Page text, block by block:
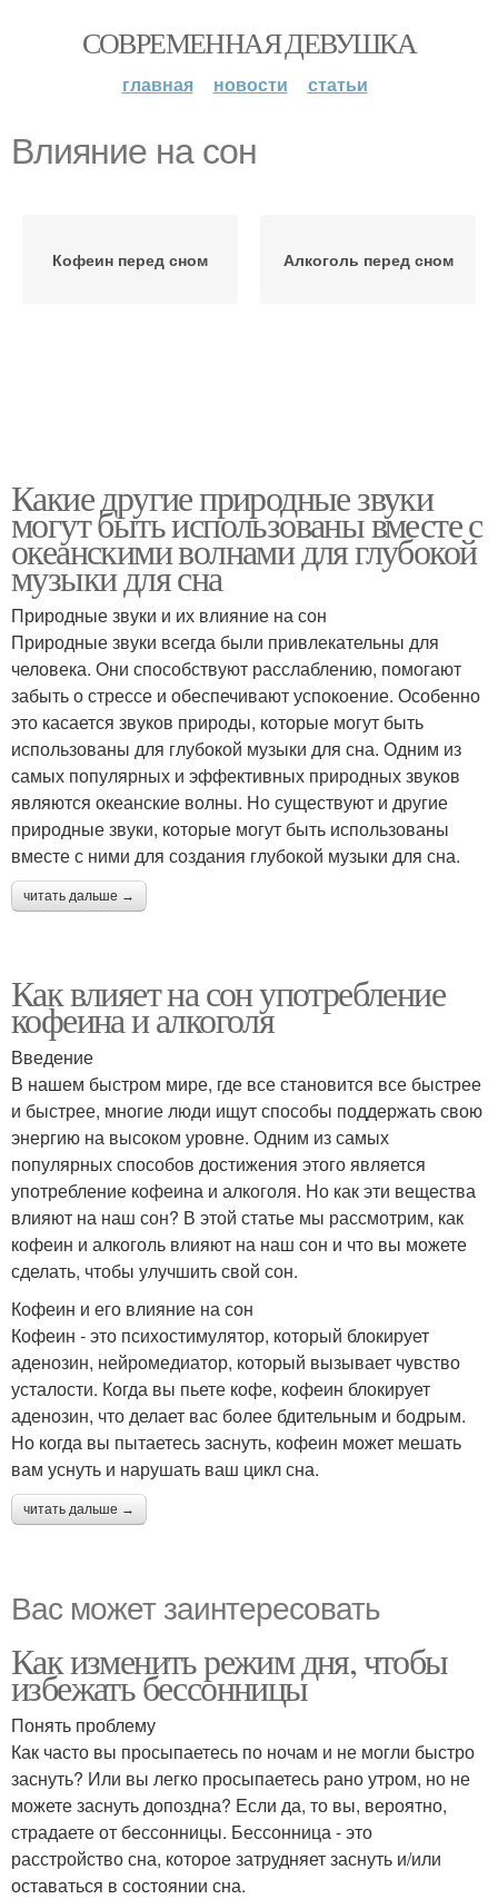
СОВРЕМЕННАЯ ДЕВУШКА
главная новости статьи
Влияние на сон
Кофеин перед сном Алкоголь перед сном
Какие другие природные звуки
могут быть использованы вместе с
океанскими волнами для глубокой
музыки для сна
Природные звуки и их влияние на сон
Природные звуки всегда были привлекательны для
человека. Они способствуют расслаблению, помогают
забыть о стрессе и обеспечивают успокоение. Особенно
это касается звуков природы, которые могут быть
использованы для глубокой музыки для сна. Одним из
самых популярных и эффективных природных звуков
являются океанские волны. Но существуют и другие
природные звуки, которые могут быть использованы
вместе с ними для создания глубокой музыки для сна.
читать дальше →
Как влияет на сон употребление
кофеина и алкоголя
Введение
В нашем быстром мире, где все становится все быстрее
и быстрее, многие люди ищут способы поддержать свою
энергию на высоком уровне. Одним из самых
популярных способов достижения этого является
употребление кофеина и алкоголя. Но как эти вещества
влияют на наш сон? В этой статье мы рассмотрим, как
кофеин и алкоголь влияют на наш сон и что вы можете
сделать, чтобы улучшить свой сон.
Кофеин и его влияние на сон
Кофеин - это психостимулятор, который блокирует
аденозин, нейромедиатор, который вызывает чувство
усталости. Когда вы пьете кофе, кофеин блокирует
аденозин, что делает вас более бдительным и бодрым.
Но когда вы пытаетесь заснуть, кофеин может мешать
вам уснуть и нарушать ваш цикл сна.
читать дальше →
Вас может заинтересовать
Как изменить режим дня, чтобы
избежать бессонницы
Понять проблему
Как часто вы просыпаетесь по ночам и не могли быстро
заснуть? Или вы легко просыпаетесь рано утром, но не
можете заснуть допоздна? Если да, то вы, вероятно,
страдаете от бессонницы. Бессонница - это
расстройство сна, которое затрудняет заснуть и/или
оставаться в состоянии сна.